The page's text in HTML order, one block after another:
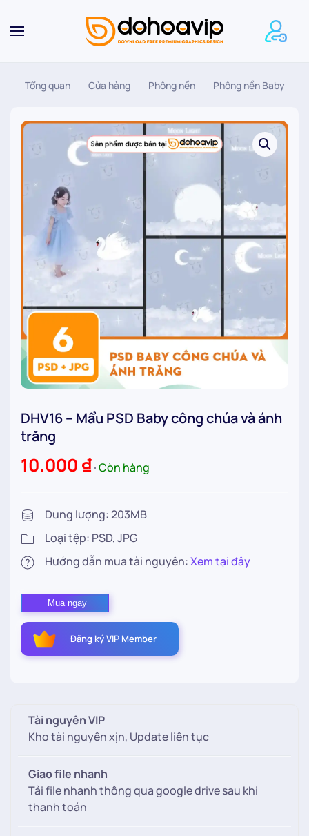
Skip to main content
Tổng quan Cửa hàng Phông nền Phông nền Baby
DHV16 – Mẩu PSD Baby công chúa và ánh
trăng
10.000 ₫∙Còn hàng
Dung lượng: 203MB
Loại tệp: PSD, JPG
Hướng dẫn mua tài nguyên:Xem tại đây
DHV16
–
Mẩu
PSD
và
ánh
số
lượng
Mua ngay
Đăng ký VIP Member
Tài nguyên VIP
Kho tài nguyên xịn, Update liên tục
Giao file nhanh
Tải file nhanh thông qua google drive sau khi
thanh toán